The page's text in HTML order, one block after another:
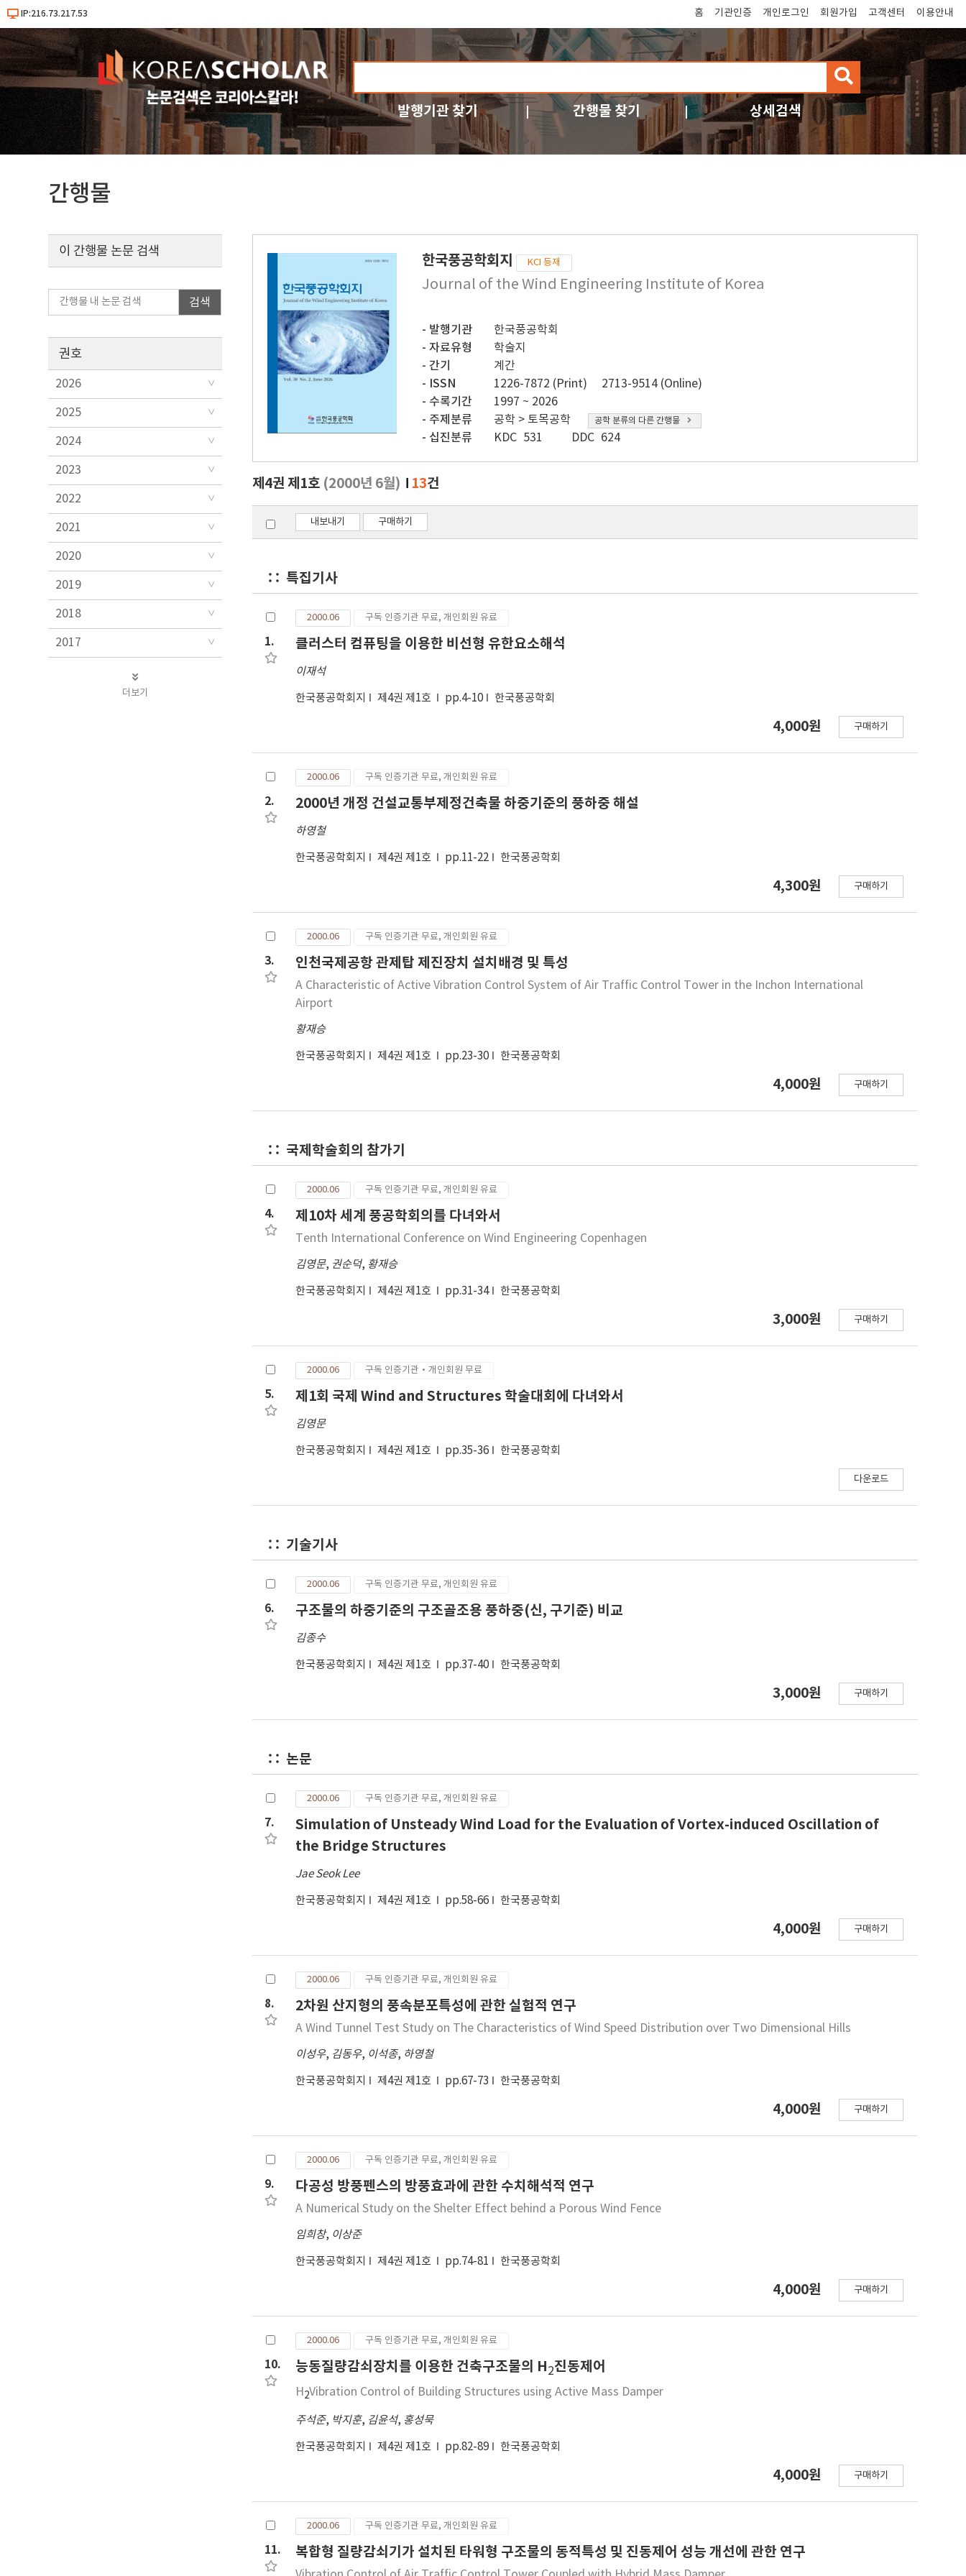
IP:216.73.217.53 홈 기관인증 개인로그인 회원가입 고객센터 이용안내
검
색
발행기관 찾기 간행물 찾기 상세검색
간행물
한국풍공학회지 KCI 등재
Journal of the Wind Engineering Institute of Korea
발행기관
한국풍공학회
자료유형
학술지
간기
계간
ISSN
1226-7872 (Print)
2713-9514 (Online)
수록기간
1997 ~ 2026
주제분류
공학 > 토목공학 공학 분류의 다른 간행물
십진분류 KDC 531 DDC 624
이 간행물 논문 검색
검색
권호
2026
2025
2024
2023
2022
2021
2020
2019
2018
2017
더보기
제4권 제1호 (2000년 6월) 13건
내보내기 구매하기
특집기사
1.
2000.06 구독 인증기관 무료, 개인회원 유료
클러스터 컴퓨팅을 이용한 비선형 유한요소해석
이재석
한국풍공학회지 제4권 제1호 pp.4-10 한국풍공학회
4,000원 구매하기
2.
2000.06 구독 인증기관 무료, 개인회원 유료
2000년 개정 건설교통부제정건축물 하중기준의 풍하중 해설
하영철
한국풍공학회지 제4권 제1호 pp.11-22 한국풍공학회
4,300원 구매하기
3.
2000.06 구독 인증기관 무료, 개인회원 유료
인천국제공항 관제탑 제진장치 설치배경 및 특성
A Characteristic of Active Vibration Control System of Air Traffic Control Tower in the Inchon International
Airport
황재승
한국풍공학회지 제4권 제1호 pp.23-30 한국풍공학회
4,000원 구매하기
국제학술회의 참가기
4.
2000.06 구독 인증기관 무료, 개인회원 유료
제10차 세계 풍공학회의를 다녀와서
Tenth International Conference on Wind Engineering Copenhagen
김영문, 권순덕, 황재승
한국풍공학회지 제4권 제1호 pp.31-34 한국풍공학회
3,000원 구매하기
5.
2000.06 구독 인증기관·개인회원 무료
제1회 국제 Wind and Structures 학술대회에 다녀와서
김영문
한국풍공학회지 제4권 제1호 pp.35-36 한국풍공학회
다운로드
기술기사
6.
2000.06 구독 인증기관 무료, 개인회원 유료
구조물의 하중기준의 구조골조용 풍하중(신, 구기준) 비교
김종수
한국풍공학회지 제4권 제1호 pp.37-40 한국풍공학회
3,000원 구매하기
논문
7.
2000.06 구독 인증기관 무료, 개인회원 유료
Simulation of Unsteady Wind Load for the Evaluation of Vortex-induced Oscillation of
the Bridge Structures
Jae Seok Lee
한국풍공학회지 제4권 제1호 pp.58-66 한국풍공학회
4,000원 구매하기
8.
2000.06 구독 인증기관 무료, 개인회원 유료
2차원 산지형의 풍속분포특성에 관한 실험적 연구
A Wind Tunnel Test Study on The Characteristics of Wind Speed Distribution over Two Dimensional Hills
이성우, 김동우, 이석종, 하영철
한국풍공학회지 제4권 제1호 pp.67-73 한국풍공학회
4,000원 구매하기
9.
2000.06 구독 인증기관 무료, 개인회원 유료
다공성 방풍펜스의 방풍효과에 관한 수치해석적 연구
A Numerical Study on the Shelter Effect behind a Porous Wind Fence
임희창, 이상준
한국풍공학회지 제4권 제1호 pp.74-81 한국풍공학회
4,000원 구매하기
10.
2000.06 구독 인증기관 무료, 개인회원 유료
능동질량감쇠장치를 이용한 건축구조물의 H2진동제어
H 2Vibration Control of Building Structures using Active Mass Damper
주석준, 박지훈, 김윤석, 홍성묵
한국풍공학회지 제4권 제1호 pp.82-89 한국풍공학회
4,000원 구매하기
11.
2000.06 구독 인증기관 무료, 개인회원 유료
복합형 질량감쇠기가 설치된 타워형 구조물의 동적특성 및 진동제어 성능 개선에 관한 연구